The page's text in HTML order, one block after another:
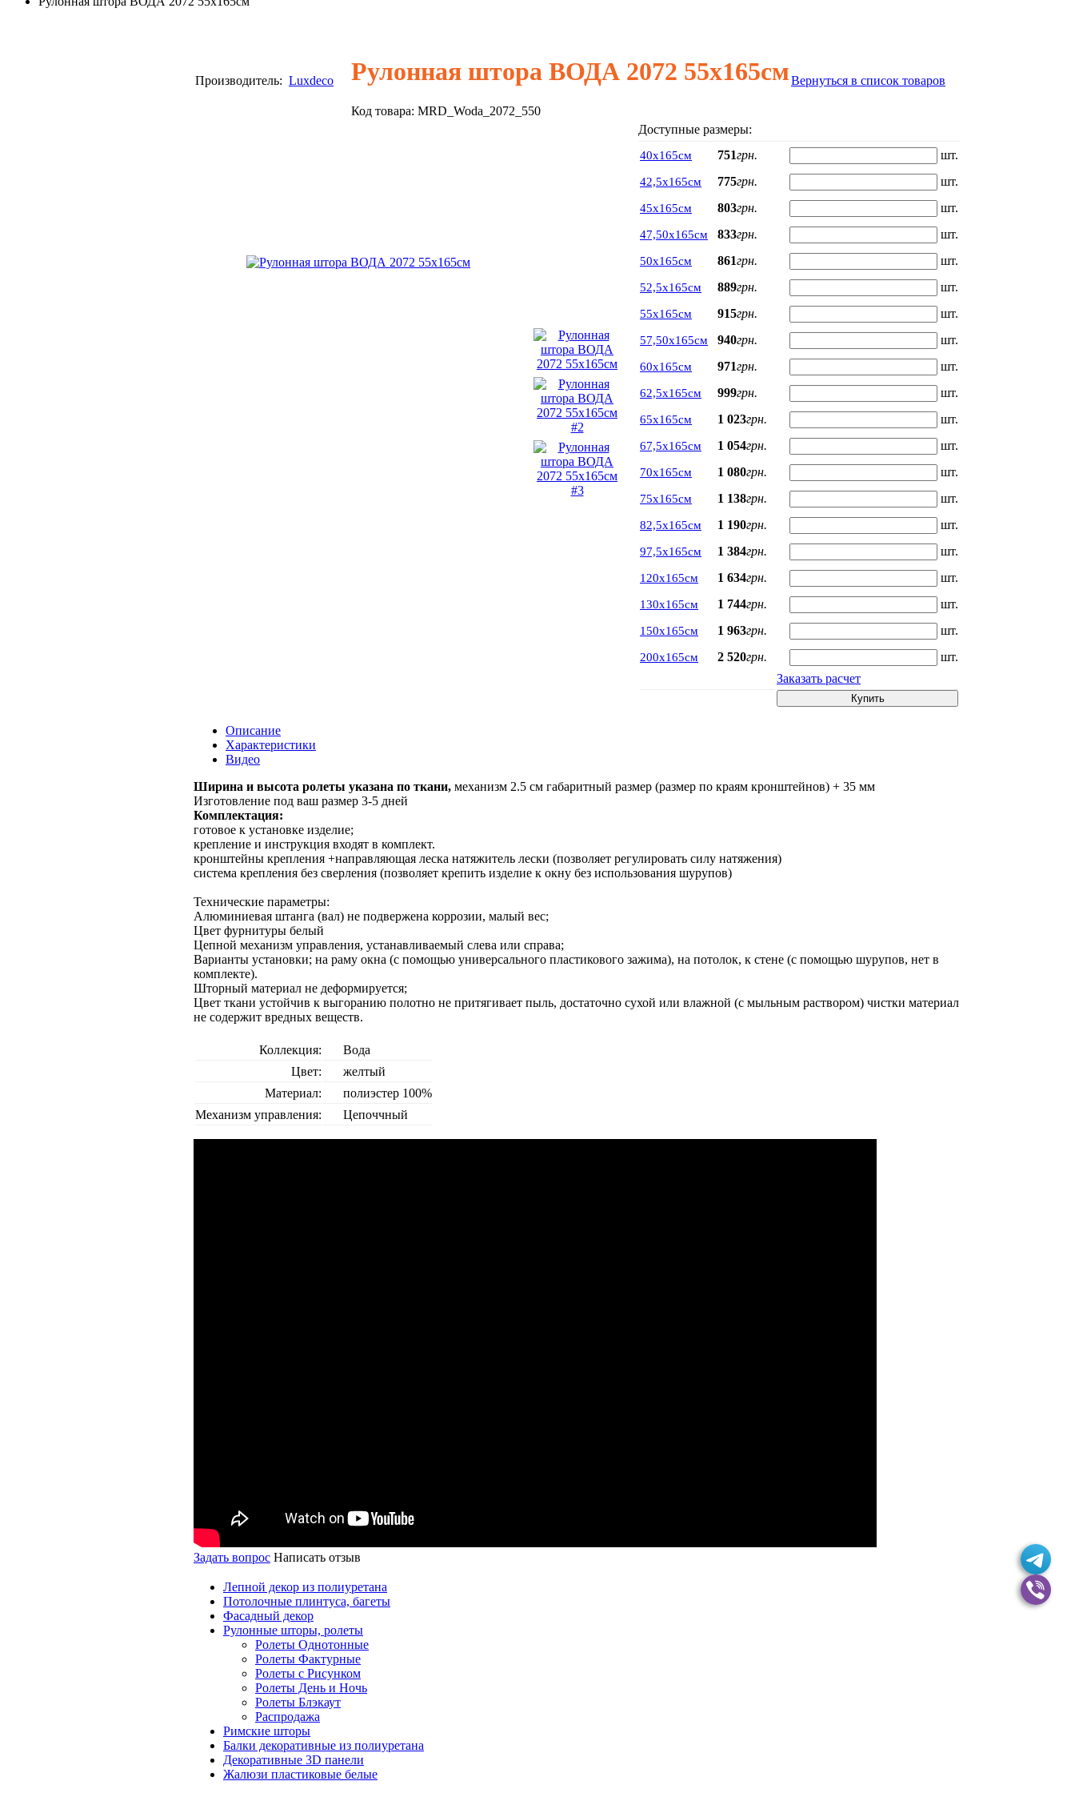
Производитель: Luxdeco Рулонная штора ВОДА 2072 55х165см
Код товара: MRD_Woda_2072_550
Вернуться в список товаров
Доступные размеры:
40х165см 751грн. шт.
42,5х165см 775грн. шт.
45х165см 803грн. шт.
47,50х165см 833грн. шт.
50х165см 861грн. шт.
52,5х165см 889грн. шт.
55х165см 915грн. шт.
57,50х165см 940грн. шт.
60х165см 971грн. шт.
62,5х165см 999грн. шт.
65х165см 1 023грн. шт.
67,5х165см 1 054грн. шт.
70х165см 1 080грн. шт.
75х165см 1 138грн. шт.
82,5х165см 1 190грн. шт.
97,5х165см 1 384грн. шт.
120х165см 1 634грн. шт.
130х165см 1 744грн. шт.
150х165см 1 963грн. шт.
200х165см 2 520грн.
шт.
Заказать расчет
Купить
Описание
Характеристики
Видео
Ширина и высота ролеты указана по ткани, механизм 2.5 см габаритный размер (размер по краям кронштейнов) + 35 мм
Изготовление под ваш размер 3-5 дней
Комплектация:
готовое к установке изделие;
крепление и инструкция входят в комплект.
кронштейны крепления +направляющая леска натяжитель лески (позволяет регулировать силу натяжения)
система крепления без сверления (позволяет крепить изделие к окну без использования шурупов)
Технические параметры:
Алюминиевая штанга (вал) не подвержена коррозии, малый вес;
Цвет фурнитуры белый
Цепной механизм управления, устанавливаемый слева или справа;
Варианты установки; на раму окна (с помощью универсального пластикового зажима), на потолок, к стене (с помощью шурупов, нет в
комплекте).
Шторный материал не деформируется;
Цвет ткани устойчив к выгоранию полотно не притягивает пыль, достаточно сухой или влажной (с мыльным раствором) чистки материал
не содержит вредных веществ.
Коллекция:
Вода
Цвет:
желтый
Материал:
полиэстер 100%
Механизм управления:
Цепоччный
Задать вопрос Написать отзыв
Лепной декор из полиуретана
Потолочные плинтуса, багеты
Фасадный декор
Рулонные шторы, ролеты
Ролеты Однотонные
Ролеты Фактурные
Ролеты с Рисунком
Ролеты День и Ночь
Ролеты Блэкаут
Распродажа
Римские шторы
Балки декоративные из полиуретана
Декоративные 3D панели
Жалюзи пластиковые белые